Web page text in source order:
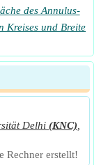
des Annulus-
Kreises und Breite
Delhi (KNC)
Rechner erstellt!